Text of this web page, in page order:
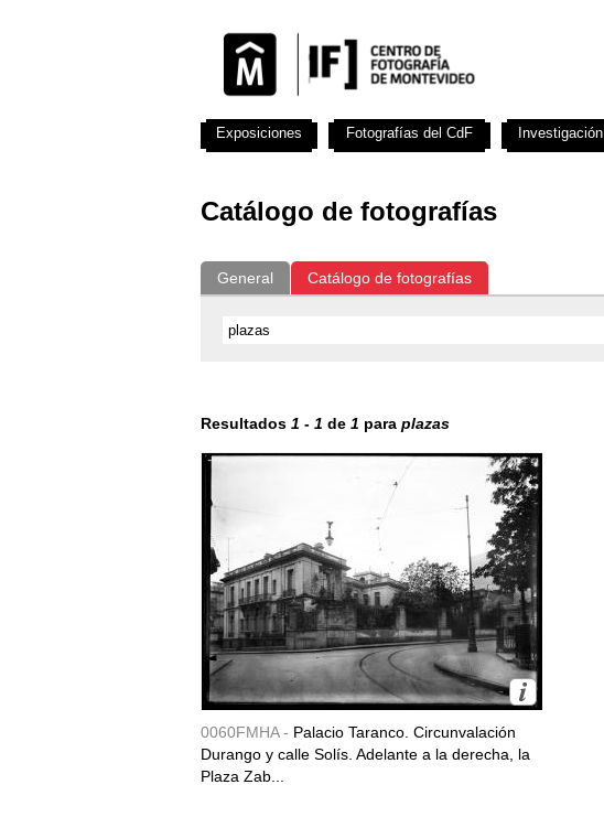
Catálogo de fotografías
General Catálogo de fotografías
Resultados 1 - 1 de 1 para plazas
0060FMHA - Palacio Taranco. Circunvalación
Durango y calle Solís. Adelante a la derecha, la
Plaza Zab...
Exposiciones Fotografías del CdF Investigación